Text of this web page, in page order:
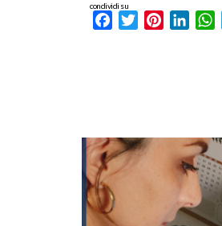
condividi su
FacebookTwitterPinterest